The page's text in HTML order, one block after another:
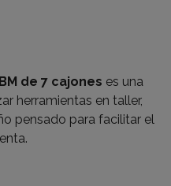
de 7 cajones es una
herramientas en taller,
pensado para facilitar el